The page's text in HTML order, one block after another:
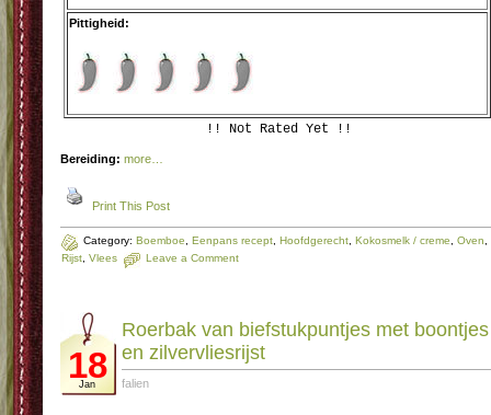
Pittigheid:
!! Not Rated Yet !!
Bereiding: more…
Print This Post
Category: Boemboe Eenpans recept Hoofdgerecht Kokosmelk / creme Oven
Rijst Vlees Leave a Comment
18
Jan
Roerbak van biefstukpuntjes met boontjes
en zilvervliesrijst
falien